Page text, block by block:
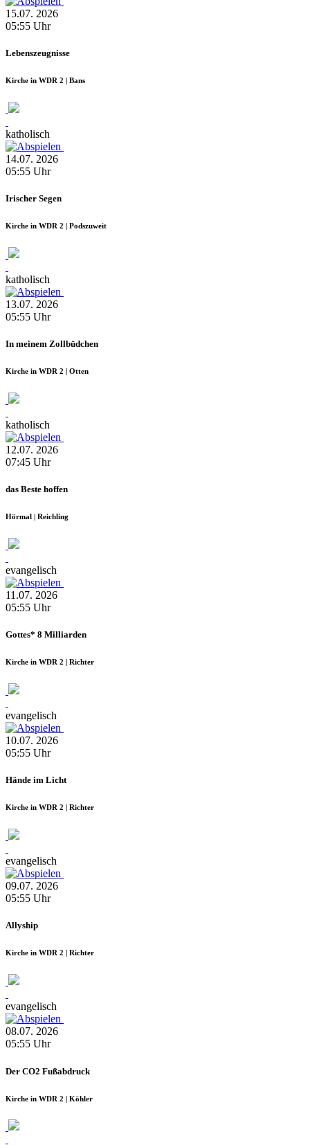
15.07. 2026
05:55 Uhr
Lebenszeugnisse
Kirche in WDR 2 | Bans
katholisch
14.07. 2026
05:55 Uhr
Irischer Segen
Kirche in WDR 2 | Podszuweit
katholisch
13.07. 2026
05:55 Uhr
In meinem Zollbüdchen
Kirche in WDR 2 | Otten
katholisch
12.07. 2026
07:45 Uhr
das Beste hoffen
Hörmal | Reichling
evangelisch
11.07. 2026
05:55 Uhr
Gottes* 8 Milliarden
Kirche in WDR 2 | Richter
evangelisch
10.07. 2026
05:55 Uhr
Hände im Licht
Kirche in WDR 2 | Richter
evangelisch
09.07. 2026
05:55 Uhr
Allyship
Kirche in WDR 2 | Richter
evangelisch
08.07. 2026
05:55 Uhr
Der CO2 Fußabdruck
Kirche in WDR 2 | Köhler